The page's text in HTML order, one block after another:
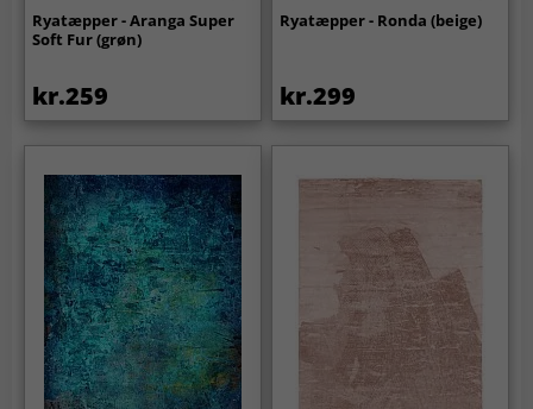
Ryatæpper - Aranga Super
Soft Fur (grøn)
kr.259
Ryatæpper - Ronda (beige)
kr.299